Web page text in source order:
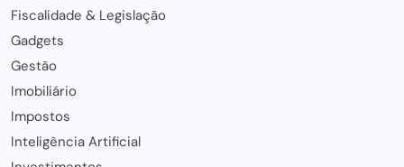
Fiscalidade & Legislação
Gadgets
Gestão
Imobiliário
Impostos
Inteligência Artificial